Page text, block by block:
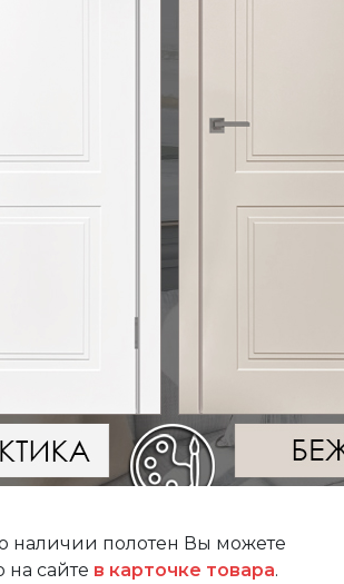
полотен Вы можете
на сайте в карточке товара.